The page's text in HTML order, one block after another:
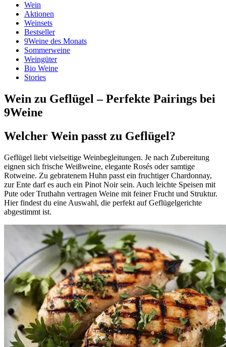
Wein
Aktionen
Weinsets
Bestseller
9Weine des Monats
Sommerweine
Weingüter
Bio Weine
Stories
Wein zu Geflügel – Perfekte Pairings bei
9Weine
Welcher Wein passt zu Geflügel?
Geflügel liebt vielseitige Weinbegleitungen. Je nach Zubereitung
eignen sich frische Weißweine, elegante Rosés oder samtige
Rotweine. Zu gebratenem Huhn passt ein fruchtiger Chardonnay,
zur Ente darf es auch ein Pinot Noir sein. Auch leichte Speisen mit
Pute oder Truthahn vertragen Weine mit feiner Frucht und Struktur.
Hier findest du eine Auswahl, die perfekt auf Geflügelgerichte
abgestimmt ist.